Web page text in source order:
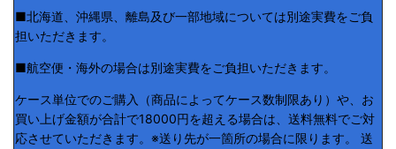
■北海道、沖縄県、離島及び一部地域については別途実費をご負
担いただきます。
■航空便・海外の場合は別途実費をご負担いただきます。
ケース単位でのご購入（商品によってケース数制限あり）や、お
買い上げ金額が合計で18000円を超える場合は、送料無料でご対
応させていただきます。※送り先が一箇所の場合に限ります。 送